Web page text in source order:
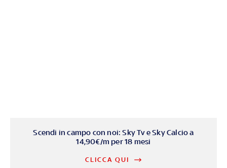
Scendi in campo con noi: Sky Tv e Sky Calcio a
14,90€/m per 18 mesi
CLICCA QUI